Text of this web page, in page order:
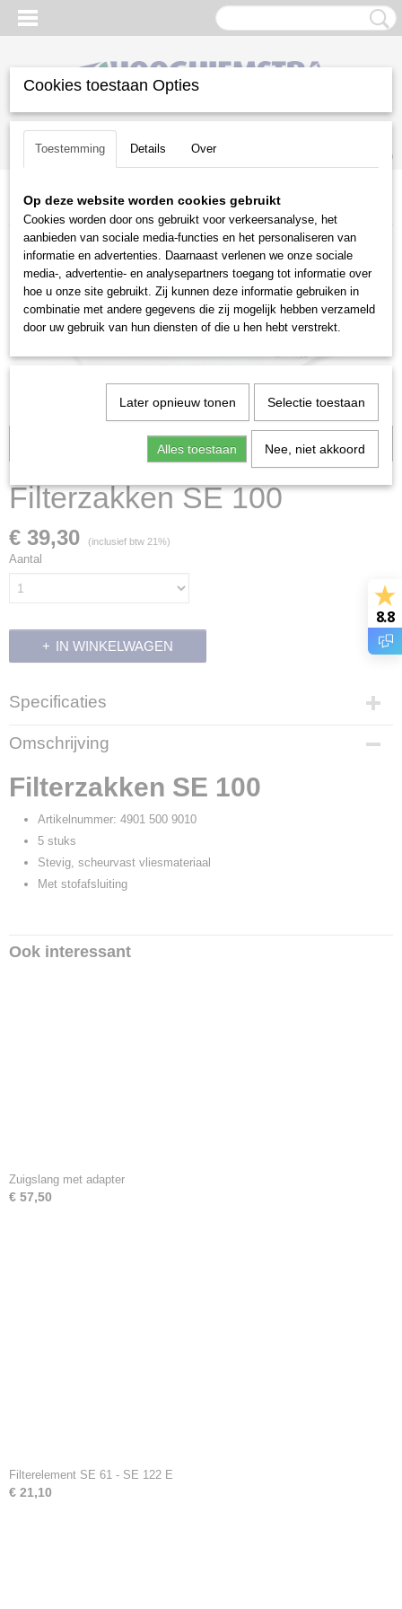
Inloggen Registreren
(0)
Home >Reiniging>Alleszuigers>Stihl>Filterzakken SE 100
Voorraad: 0
Filterzakken SE 100
€ 39,30 (inclusief btw 21%)
Aantal
IN WINKELWAGEN
Specificaties
Productcode leverancier
4901 500 9010
Omschrijving
Filterzakken SE 100
Artikelnummer: 4901 500 9010
5 stuks
Stevig, scheurvast vliesmateriaal
Met stofafsluiting
Ook interessant
Zuigslang met adapter
€ 57,50
Filterelement SE 61 - SE 122 E
€ 21,10
8.8
Cookies toestaan Opties
Toestemming Details Over
Op deze website worden cookies gebruikt
Cookies worden door ons gebruikt voor verkeersanalyse, het
aanbieden van sociale media-functies en het personaliseren van
informatie en advertenties. Daarnaast verlenen we onze sociale
media-, advertentie- en analysepartners toegang tot informatie over
hoe u onze site gebruikt. Zij kunnen deze informatie gebruiken in
combinatie met andere gegevens die zij mogelijk hebben verzameld
door uw gebruik van hun diensten of die u hen hebt verstrekt.
Later opnieuw tonen Selectie toestaan
Alles toestaan Nee, niet akkoord